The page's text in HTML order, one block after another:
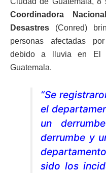
Coordinadora
Desastres (Conred)
personas afectadas
debido a lluvia en El
Guatemala.
“Se
el
un
derrumbe y
sido los